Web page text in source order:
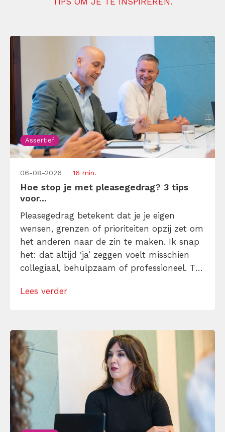
Assertief
06-08-2026 16 min.
Hoe stop je met pleasegedrag? 3 tips
voor...
Pleasegedrag betekent dat je je eigen
wensen, grenzen of prioriteiten opzij zet om
het anderen naar de zin te maken. Ik snap
het: dat altijd ‘ja’ zeggen voelt misschien
collegiaal, behulpzaam of professioneel. Tot
andermans prioriteiten en je eigen werk
[…]
Lees verder